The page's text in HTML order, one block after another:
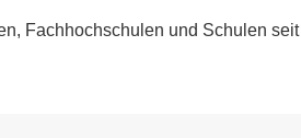
Fachhochschulen und Schulen